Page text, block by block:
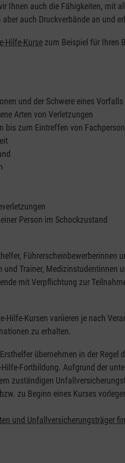
Ihnen auch die Fähigkeiten, mit
auch Druckverbände an und
Hilfe-Kurse zum Beispiel für Ihren
und der Schwere eines Vorfalls
Arten von Verletzungen
bis zum Eintreffen von
Person im Schockzustand
Führerscheinbewerberinnen
Trainer, Medizinstudentinnen
mit Verpflichtung zur
Hilfe-Kursen variieren je nach
zu erhalten.
übernehmen in der
Fortbildung. Aufgrund der
zuständigen
zu Beginn eines Kurses
und Unfallversicherungsträger